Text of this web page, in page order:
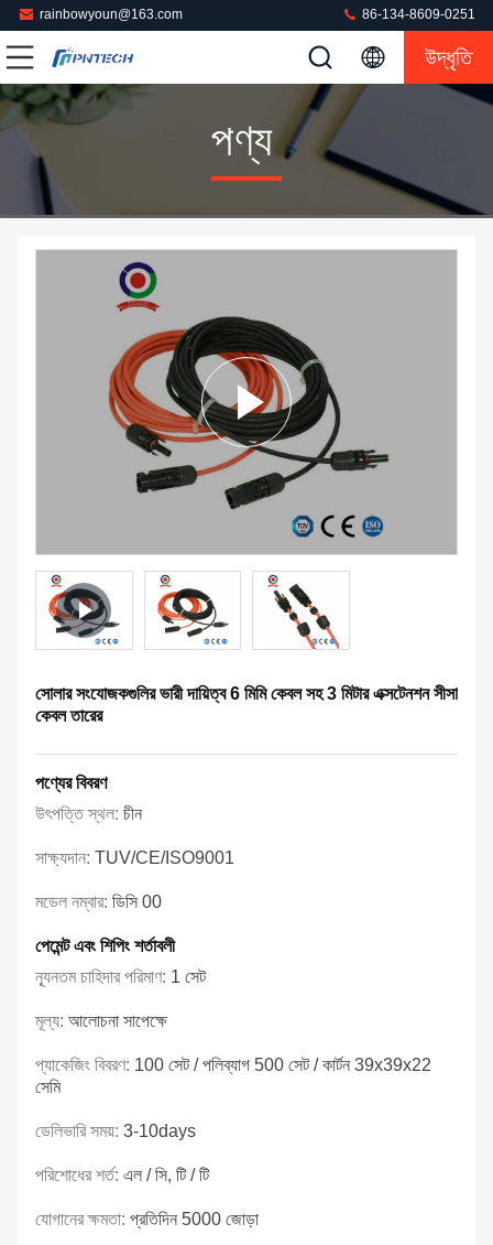
rainbowyoun@163.com 86-134-8609-0251
উদ্ধৃতি
পণ্য
সোলার সংযোজকগুলির ভারী দায়িত্ব 6 মিমি কেবল সহ 3 মিটার এক্সটেনশন সীসা
কেবল তারের
পণ্যের বিবরণ
উৎপত্তি স্থল: চীন
সাক্ষ্যদান: TUV/CE/ISO9001
মডেল নম্বার: ডিসি 00
পেমেন্ট এবং শিপিং শর্তাবলী
ন্যূনতম চাহিদার পরিমাণ: 1 সেট
মূল্য: আলোচনা সাপেক্ষে
প্যাকেজিং বিবরণ: 100 সেট / পলিব্যাগ 500 সেট / কার্টন 39x39x22
সেমি
ডেলিভারি সময়: 3-10days
পরিশোধের শর্ত: এল / সি, টি / টি
যোগানের ক্ষমতা: প্রতিদিন 5000 জোড়া